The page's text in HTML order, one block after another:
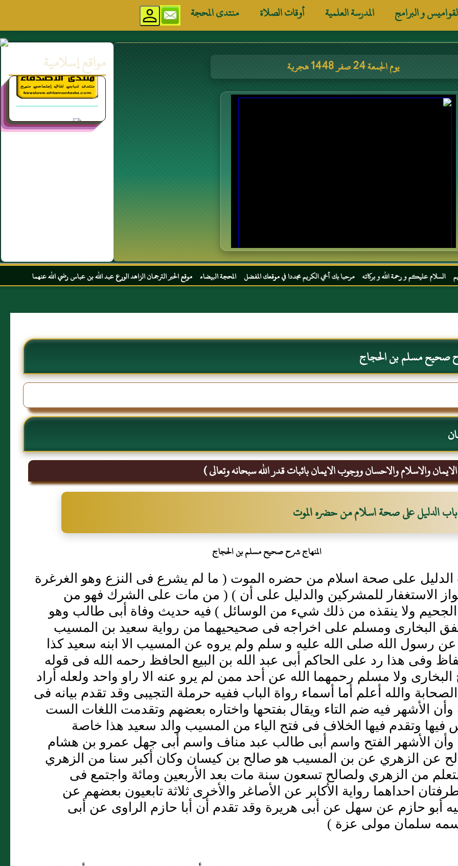
و البرامج المدرسة العلمية أوقات الصلاة منتدى المحجة
يوم الجمعة 24 صفر 1448 هجرية مواقع إسلامية
و رحمة الله و بركاته مرحبا بك أخي الكريم مجددا في موقعك المفضل المحجة البيضاء موقع الحبر الترجمان الزاهد الورع عبد الله بن عباس رضي الله عنهما
صحيح مسلم بن الحجاج
والاسلام والاحسان ووجوب الايمان باثبات قدر الله سبحانه وتعالى )
باب الدليل على صحة اسلام من حضره الموت
المنهاج شرح صحيح مسلم بن الحجاج
الدليل على صحة اسلام من حضره الموت ( ما لم يشرع فى النزع وهو الغرغرة
الاستغفار للمشركين والدليل على أن ) ( من مات على الشرك فهو من
ولا ينقذه من ذلك شيء من الوسائل ) فيه حديث وفاة أبى طالب وهو
البخارى ومسلم على اخراجه فى صحيحيهما من رواية سعيد بن المسيب
عن رسول الله صلى الله عليه و سلم ولم يروه عن المسيب الا ابنه سعيد كذا
وفى هذا رد على الحاكم أبى عبد الله بن البيع الحافظ رحمه الله فى قوله
ولا مسلم رحمهما الله عن أحد ممن لم يرو عنه الا راو واحد ولعله أراد
والله أعلم أما أسماء رواة الباب ففيه حرملة التجيبى وقد تقدم بيانه فى
وأن الأشهر فيه ضم التاء ويقال بفتحها واختاره بعضهم وتقدمت اللغات الست
فيها وتقدم فيها الخلاف فى فتح الياء من المسيب والد سعيد هذا خاصة
وأن الأشهر الفتح واسم أبى طالب عبد مناف واسم أبى جهل عمرو بن هشام
عن الزهري عن بن المسيب هو صالح بن كيسان وكان أكبر سنا من الزهري
من الزهري ولصالح تسعون سنة مات بعد الأربعين ومائة واجتمع فى
طرفتان احداهما رواية الأكابر عن الأصاغر والأخرى ثلاثة تابعيون بعضهم عن
أبو حازم عن سهل عن أبى هريرة وقد تقدم أن أبا حازم الراوى عن أبى
سلمان مولى عزة )